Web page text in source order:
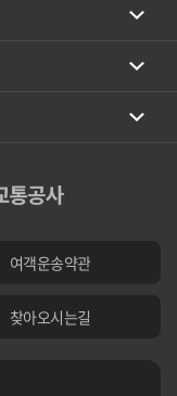
여객운송약관
찾아오시는길